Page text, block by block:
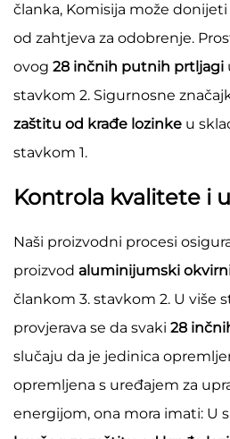
članka, Komisija može
od zahtjeva za odobrenje.
ovog 28 inčnih putnih prtljagi
stavkom 2. Sigurnosne
zaštitu od krađe lozinke u
stavkom 1.
Kontrola kvalitete i
Naši proizvodni procesi
proizvod aluminijumski
člankom 3. stavkom 2. U više
provjerava se da svaki 28
slučaju da je jedinica
opremljena s uređajem za
energijom, ona mora imati: U